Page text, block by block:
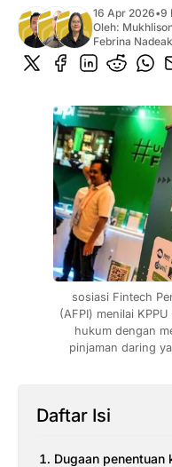
16 Apr 2026•9
Oleh:
Febrina Nadeak
sosiasi Fintech
(AFPI) menilai
hukum dengan
pinjaman daring
Daftar Isi
Dugaan penentuan